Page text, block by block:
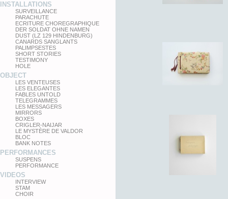
INSTALLATIONS
SURVEILLANCE
PARACHUTE
ECRITURE CHOREGRAPHIQUE
DER SOLDAT OHNE NAMEN
DUST (LZ 129 HINDENBURG)
CANARDS SANGLANTS
PALIMPSESTES
SHORT STORIES
TESTIMONY
HOLE
OBJECT
LES VENTEUSES
LES ELEGANTES
FABLES UNTOLD
TELEGRAMMES
LES MESSAGERS
MIRRORS
BOXES
CRIGLER-NAIJAR
LE MYSTÈRE DE VALDOR
BLOC
BANK NOTES
PERFORMANCES
SUSPENS
PERFORMANCE
VIDEOS
INTERVIEW
STAM
CHOIR